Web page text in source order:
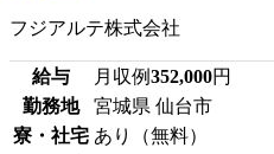
フジアルテ株式会社
給与 月収例352,000円
勤務地
宮城県 仙台市
寮・社宅 あり（無料）